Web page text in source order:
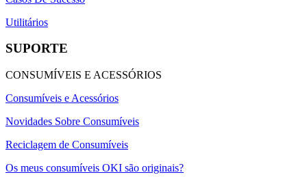
Utilitários
SUPORTE
CONSUMÍVEIS E ACESSÓRIOS
Consumíveis e Acessórios
Novidades Sobre Consumíveis
Reciclagem de Consumíveis
Os meus consumíveis OKI são originais?